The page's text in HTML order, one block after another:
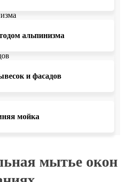
альпинизма
и фасадов
мойка
мытье окон